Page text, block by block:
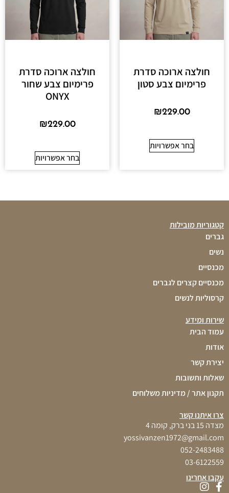
חולצה ארוכה סדרת
פרימיום צבע סטון
₪229.00
בחר אפשרויות
חולצה ארוכה סדרת
פרימיום צבע שחור
ONYX
₪229.00
בחר אפשרויות
קטגוריות מובילות
גברים
נשים
מכנסיים
מכנסיים קצרים לגברים
קרסוליות לנשים
שירות ומידע
עמוד הבית
אודות
יצירת קשר
שאלות ותשובות
תקנון אתר / מדיניות משלוחים
עקבו אחרינו
צרו איתנו קשר
מצדה 15 בני ברק, קומה 4
yossivanzen1972@gmail.com
052-2483488
03-6122559